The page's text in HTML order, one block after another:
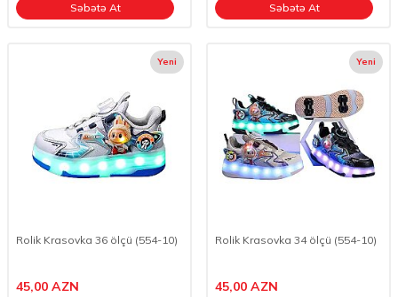
Səbətə At Səbətə At
Yeni
Rolik Krasovka 36 ölçü (554-10)
45,00 AZN
Yeni
Rolik Krasovka 34 ölçü (554-10)
45,00 AZN